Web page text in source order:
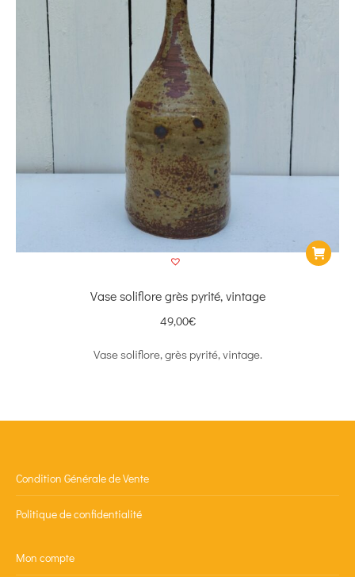
Vase soliflore grès pyrité, vintage
49,00€
Vase soliflore, grès pyrité, vintage.
Condition Générale de Vente
Politique de confidentialité
Mon compte